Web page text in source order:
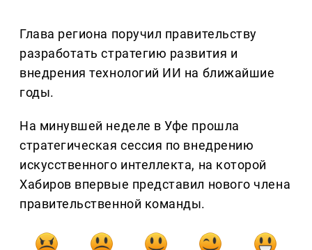
Глава региона поручил правительству
разработать стратегию развития и
внедрения технологий ИИ на ближайшие
годы.
На минувшей неделе в Уфе прошла
стратегическая сессия по внедрению
искусственного интеллекта, на которой
Хабиров впервые представил нового члена
правительственной команды.